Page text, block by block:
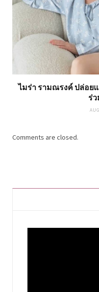
ไมร่า รามณรงค์ ปล่อย
ร่
Comments are closed.